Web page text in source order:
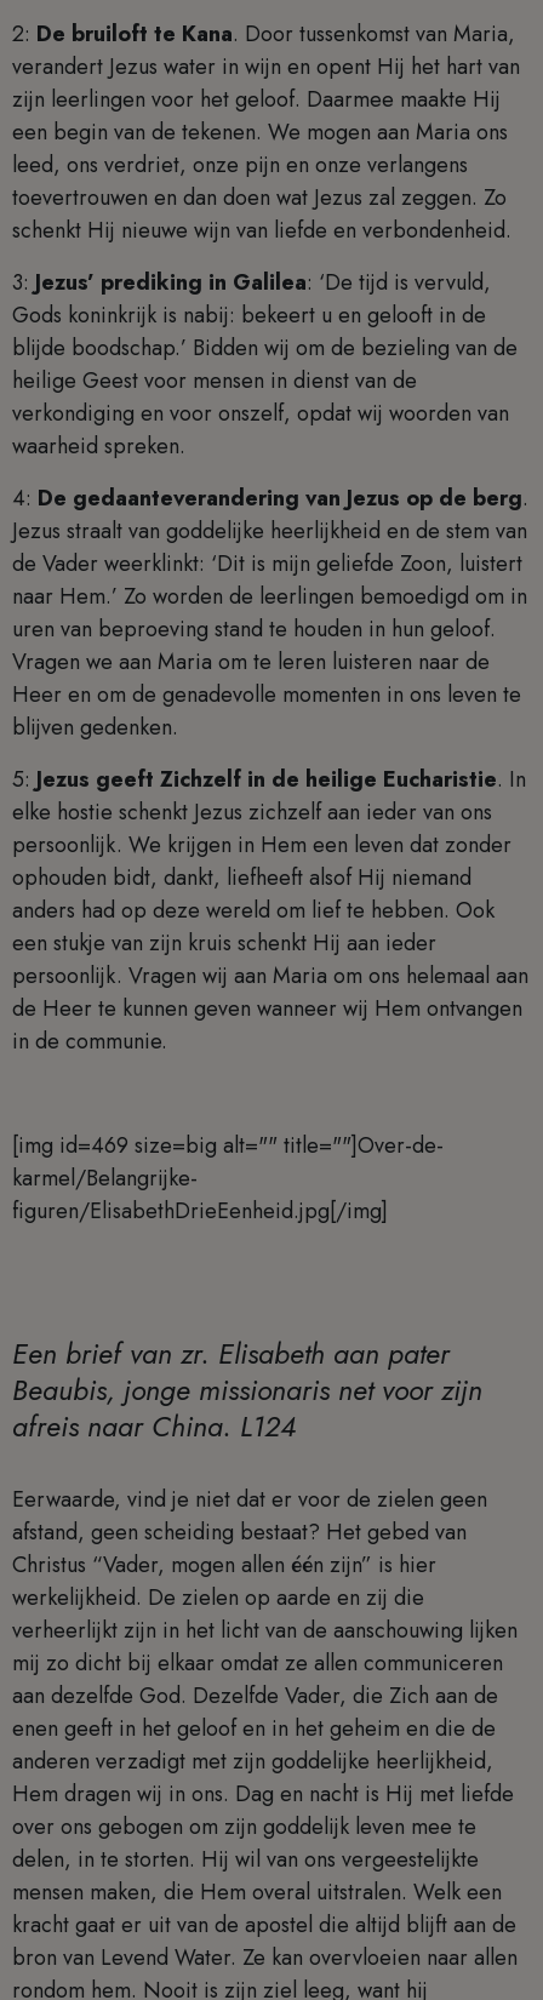
2: De bruiloft te Kana. Door tussenkomst van Maria,
verandert Jezus water in wijn en opent Hij het hart van
zijn leerlingen voor het geloof. Daarmee maakte Hij
een begin van de tekenen. We mogen aan Maria ons
leed, ons verdriet, onze pijn en onze verlangens
toevertrouwen en dan doen wat Jezus zal zeggen. Zo
schenkt Hij nieuwe wijn van liefde en verbondenheid.
3:Jezus’ prediking in Galilea: ‘De tijd is vervuld,
Gods koninkrijk is nabij: bekeert u en gelooft in de
blijde boodschap.’ Bidden wij om de bezieling van de
heilige Geest voor mensen in dienst van de
verkondiging en voor onszelf, opdat wij woorden van
waarheid spreken.
4: De gedaanteverandering van Jezus op de berg.
Jezus straalt van goddelijke heerlijkheid en de stem van
de Vader weerklinkt: ‘Dit is mijn geliefde Zoon, luistert
naar Hem.’ Zo worden de leerlingen bemoedigd om in
uren van beproeving stand te houden in hun geloof.
Vragen we aan Maria om te leren luisteren naar de
Heer en om de genadevolle momenten in ons leven te
blijven gedenken.
5:Jezus geeft Zichzelf in de heilige Eucharistie. In
elke hostie schenkt Jezus zichzelf aan ieder van ons
persoonlijk. We krijgen in Hem een leven dat zonder
ophouden bidt, dankt, liefheeft alsof Hij niemand
anders had op deze wereld om lief te hebben. Ook
een stukje van zijn kruis schenkt Hij aan ieder
persoonlijk. Vragen wij aan Maria om ons helemaal aan
de Heer te kunnen geven wanneer wij Hem ontvangen
in de communie.
[img id=469 size=big alt="" title=""]Over-de-
karmel/Belangrijke-
figuren/ElisabethDrieEenheid.jpg[/img]
Een brief van zr. Elisabeth aan pater
Beaubis, jonge missionaris net voor zijn
afreis naar China. L124
Eerwaarde, vind je niet dat er voor de zielen geen
afstand, geen scheiding bestaat? Het gebed van
Christus “Vader, mogen allen één zijn” is hier
werkelijkheid. De zielen op aarde en zij die
verheerlijkt zijn in het licht van de aanschouwing lijken
mij zo dicht bij elkaar omdat ze allen communiceren
aan dezelfde God. Dezelfde Vader, die Zich aan de
enen geeft in het geloof en in het geheim en die de
anderen verzadigt met zijn goddelijke heerlijkheid,
Hem dragen wij in ons. Dag en nacht is Hij met liefde
over ons gebogen om zijn goddelijk leven mee te
delen, in te storten. Hij wil van ons vergeestelijkte
mensen maken, die Hem overal uitstralen. Welk een
kracht gaat er uit van de apostel die altijd blijft aan de
bron van Levend Water. Ze kan overvloeien naar allen
rondom hem. Nooit is zijn ziel leeg, want hij